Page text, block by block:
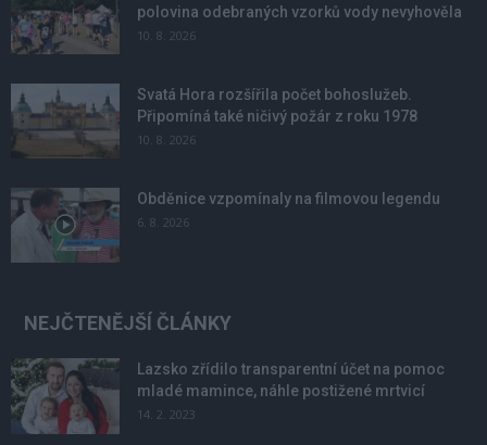
polovina odebraných vzorků vody nevyhověla
10. 8. 2026
Svatá Hora rozšířila počet bohoslužeb.
Připomíná také ničivý požár z roku 1978
10. 8. 2026
Obděnice vzpomínaly na filmovou legendu
6. 8. 2026
NEJČTENĚJŠÍ ČLÁNKY
Lazsko zřídilo transparentní účet na pomoc
mladé mamince, náhle postižené mrtvicí
14. 2. 2023